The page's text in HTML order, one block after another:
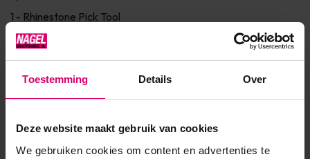
Toestemming Details Over
Deze website maakt gebruik van cookies
We gebruiken cookies om content en advertenties te
1 - Rhinestone Pick Tool
Product specificaties